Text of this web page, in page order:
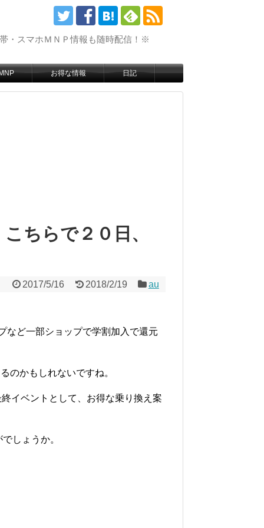
・スマホＭＮＰ情報も随時配信！※
お得な情報 日記
ちらで２０日、
2017/5/16 2018/2/19 au
など一部ショップで学割加入で還元
のかもしれないですね。
イベントとして、お得な乗り換え案
しょうか。